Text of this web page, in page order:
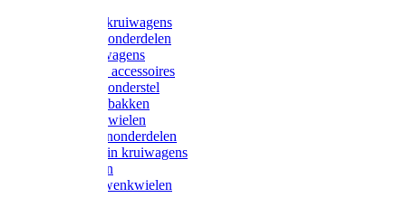
Landbouwkruiwagens
Kruiwagenonderdelen
Bouwkruiwagens
Kruiwagen accessoires
Kruiwagenonderstel
Kruiwagenbakken
Kruiwagenwielen
Steekwagenonderdelen
Huis en Tuin kruiwagens
Steekwagen
Bok- en Zwenkwielen